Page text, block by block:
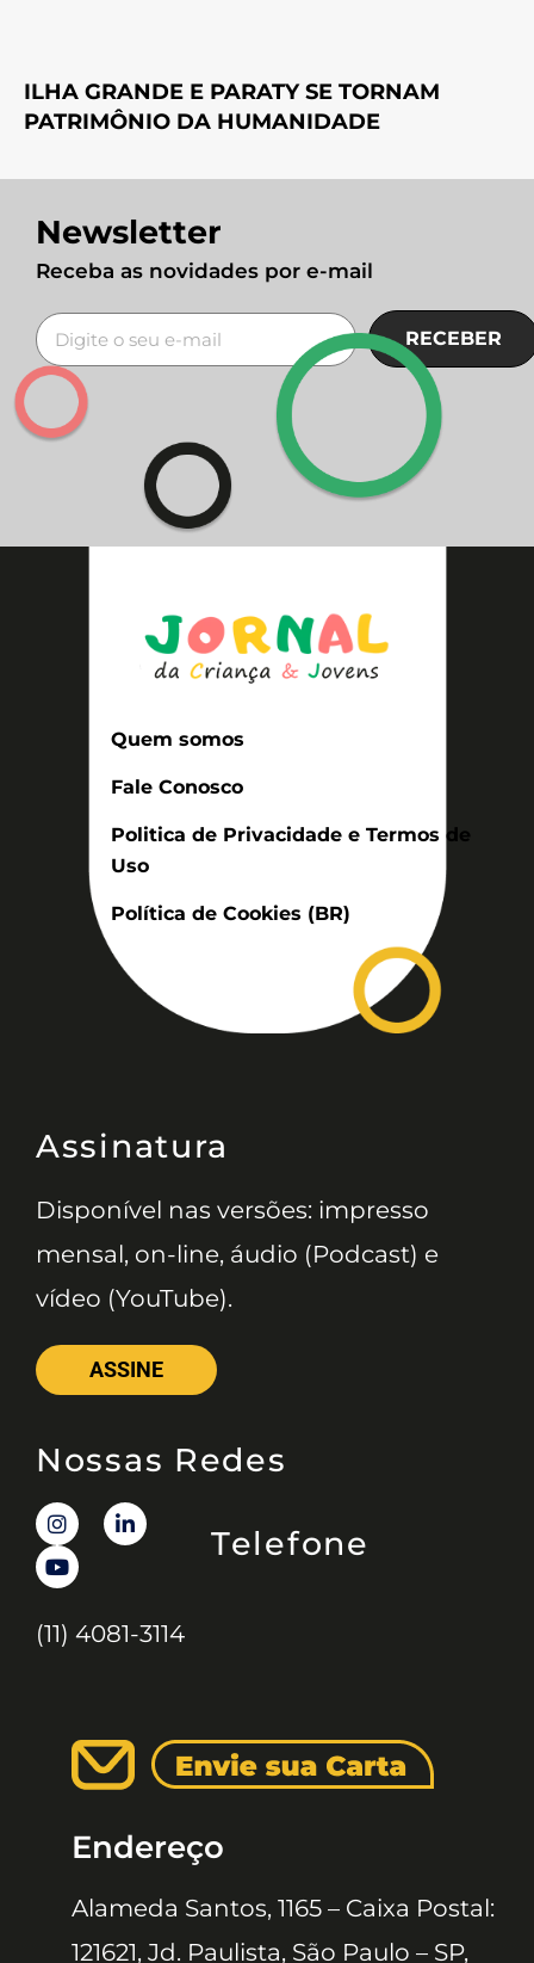
ILHA GRANDE E PARATY SE TORNAM
PATRIMÔNIO DA HUMANIDADE
Newsletter
Receba as novidades por e-mail
RECEBER
Quem somos
Fale Conosco
Politica de Privacidade e Termos de
Uso
Política de Cookies (BR)
Assinatura
Disponível nas versões: impresso
mensal, on-line, áudio (Podcast) e
vídeo (YouTube).
ASSINE
Nossas Redes
Telefone
(11) 4081-3114
Endereço
Alameda Santos, 1165 – Caixa Postal:
121621, Jd. Paulista, São Paulo – SP,